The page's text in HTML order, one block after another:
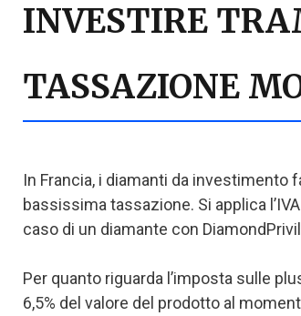
INVESTIRE
TASSAZIONE
In Francia, i diamanti da investimento
bassissima tassazione. Si applica
caso di un diamante con
Per quanto riguarda l’imposta sulle
6,5% del valore del prodotto al